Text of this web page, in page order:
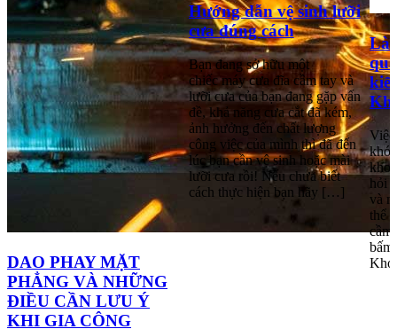
DAO PHAY MẶT
PHẲNG VÀ NHỮNG
ĐIỀU CẦN LƯU Ý
KHI GIA CÔNG
Hướng dẫn vệ sinh lưỡi
cưa đúng cách
Bạn đang sở hữu một
chiếc máy cưa đĩa cầm tay và
lưỡi cưa của bạn đang gặp vấn
đề, khả năng cưa cắt đã kém,
ảnh hưởng đến chất lượng
công việc của mình thì đã đến
lúc bạn cần vệ sinh hoặc mài
lưỡi cưa rồi! Nếu chưa biết
cách thực hiện bạn hãy […]
khó
hỏi
và
thể
cầm